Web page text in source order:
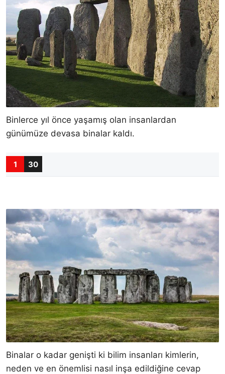
Binlerce yıl önce yaşamış olan insanlardan
günümüze devasa binalar kaldı.
1 30
Binalar o kadar genişti ki bilim insanları kimlerin,
neden ve en önemlisi nasıl inşa edildiğine cevap